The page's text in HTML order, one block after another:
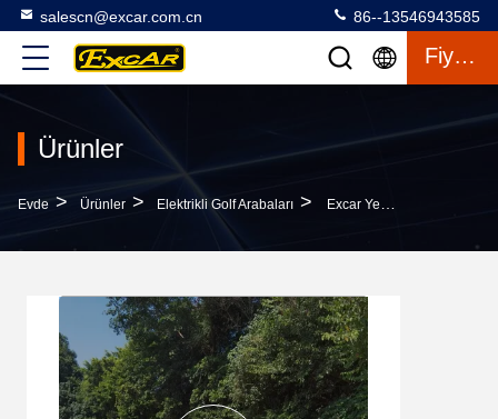
salescn@excar.com.cn 86--13546943585
Fiyat Teklifi
Ürünler
Evde > Ürünler > Elektrikli Golf Arabaları > Excar Yeni Tasarım Model Elektrik Mini Buggy Araç Ulitity Araç Araç Evcilik Aracı Satılık